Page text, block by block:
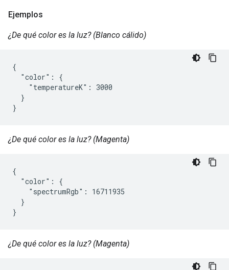
Ejemplos
¿De qué color es la luz? (Blanco cálido)
{
  "color": {
    "temperatureK": 3000
  }
}
¿De qué color es la luz? (Magenta)
{
  "color": {
    "spectrumRgb": 16711935
  }
}
¿De qué color es la luz? (Magenta)